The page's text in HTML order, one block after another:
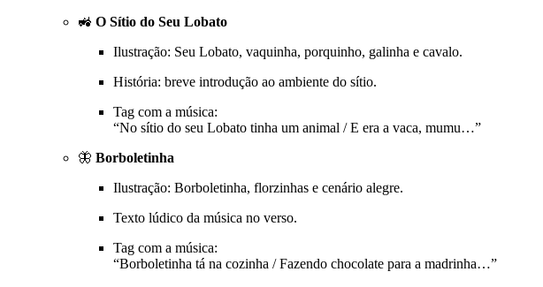
🚜 O Sítio do Seu Lobato
Ilustração: Seu Lobato, vaquinha, porquinho, galinha e cavalo.
História: breve introdução ao ambiente do sítio.
Tag com a música:
“No sítio do seu Lobato tinha um animal / E era a vaca, mumu…”
🦋 Borboletinha
Ilustração: Borboletinha, florzinhas e cenário alegre.
Texto lúdico da música no verso.
Tag com a música:
“Borboletinha tá na cozinha / Fazendo chocolate para a madrinha…”